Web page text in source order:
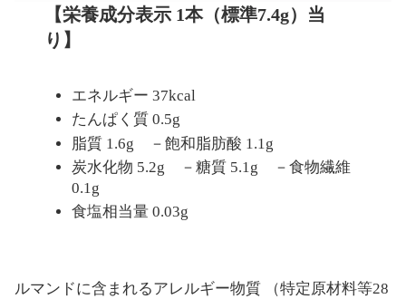
【栄養成分表示 1本（標準7.4g）当
り】
エネルギー 37kcal
たんぱく質 0.5g
脂質 1.6g －飽和脂肪酸 1.1g
炭水化物 5.2g －糖質 5.1g －食物繊維
0.1g
食塩相当量 0.03g
ルマンドに含まれるアレルギー物質 （特定原材料等28